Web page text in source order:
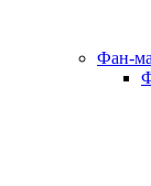
Фан-